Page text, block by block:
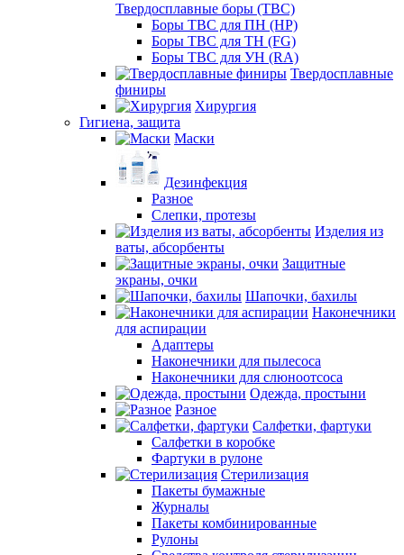
Твердосплавные боры (ТВС)
Боры ТВС для ПН (HP)
Боры ТВС для ТН (FG)
Боры ТВС для УН (RA)
Твердосплавные
финиры
Хирургия
Гигиена, защита
Маски
Дезинфекция
Разное
Слепки, протезы
Изделия из
ваты, абсорбенты
Защитные
экраны, очки
Шапочки, бахилы
Наконечники
для аспирации
Адаптеры
Наконечники для пылесоса
Наконечники для слюноотсоса
Одежда, простыни
Разное
Салфетки, фартуки
Салфетки в коробке
Фартуки в рулоне
Стерилизация
Пакеты бумажные
Журналы
Пакеты комбинированные
Рулоны